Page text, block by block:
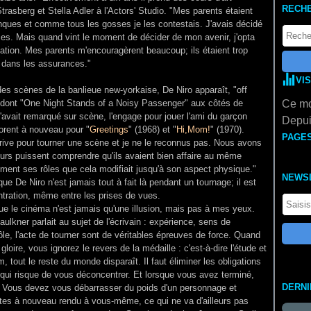
et Stella Adler à l'Actors' Studio. "Mes parents étaient
et comme tous les gosses je les contestais. J'avais décidé
Mais quand vint le moment de décider de mon avenir, j'opta
Mes parents m'encouragèrent beaucoup; ils étaient trop
les assurances."
scènes de la banlieue new-yorkaise, De Niro apparaît, "off
"One Night Stands of a Noisy Passenger" aux côtés de
remarqué sur scène, l'engage pour jouer l'ami du garçon
à nouveau pour "Greetings" (1968) et " Hi,Mom!" (1970).
pour tourner une scène et je ne le reconnus pas. Nous avons
puissent comprendre qu'ils avaient bien affaire au même
ses rôles que cela modifiait jusqu'à son aspect physique."
De Niro n'est jamais tout à fait là pendant un tournage; il est
même entre les prises de vues.
le cinéma n'est jamais qu'une illusion, mais pas à mes yeux.
parlait au sujet de l'écrivain : expérience, sens de
l'acte de tourner sont de véritables épreuves de force. Quand
vous ignorez le revers de la médaille : c'est-à-dire l'étude et
tout le reste du monde disparaît. Il faut éliminer les obligations
risque de vous déconcentrer. Et lorsque vous avez terminé,
devez vous débarrasser du poids d'un personnage et
à nouveau rendu à vous-même, ce qui ne va d'ailleurs pas
Ce